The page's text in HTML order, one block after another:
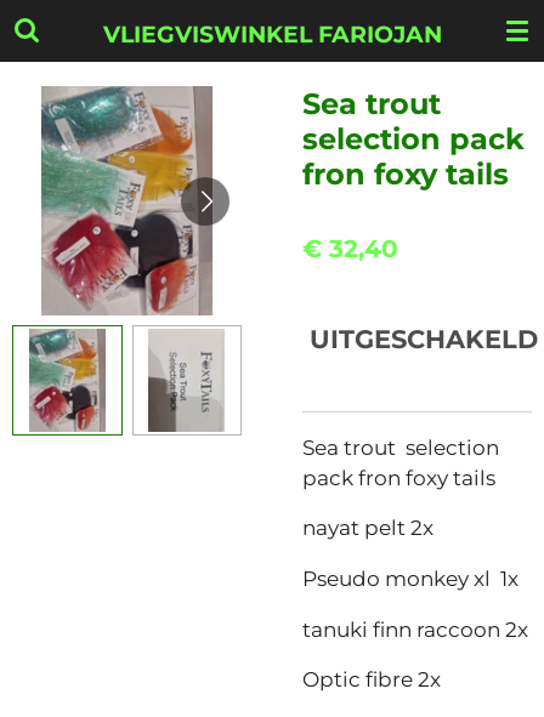
Ga
direct
naar
hoofdinhoud
VLIEGVISWINKEL FARIOJAN
Sea trout
selection pack
fron foxy tails
€ 32,40
UITGESCHAKELD
Sea trout selection
pack fron foxy tails
nayat pelt 2x
Pseudo monkey xl 1x
tanuki finn raccoon 2x
Optic fibre 2x